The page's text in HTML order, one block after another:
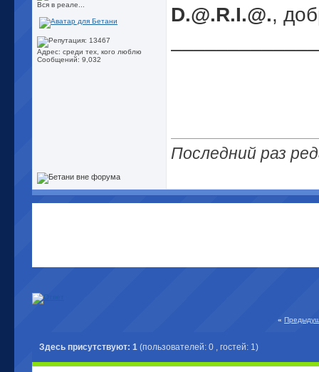
Вся в реале...
Адрес: среди тех, кого люблю
Сообщений: 9,032
D.@.R.I.@.,
Последний раз
«
Здесь присутствуют: 1 (пользователей: 0 , гостей: 1)